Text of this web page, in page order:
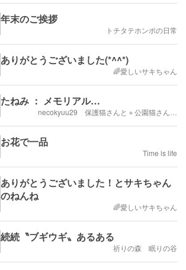
年末のご挨拶
トチタテホンポの日常
ありがとうございました(*^^*)
🌈愛しいサキちゃん
たねみ ： メモリアル…
necokyuu29 保護猫さんと＋公園猫さん…
お花で一品
Time is life
ありがとうございました！とサキちゃん
のねんね
🌈愛しいサキちゃん
続続〝ブギウギ〟あるある
祈りの森 眠りの谷